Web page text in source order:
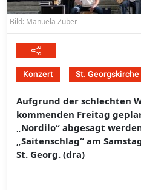
Bild: Manuela Zuber
Konzert St.
Aufgrund der schlechten
kommenden Freitag
„Nordilo“ abgesagt
„Saitenschlag“ am
St. Georg. (dra)